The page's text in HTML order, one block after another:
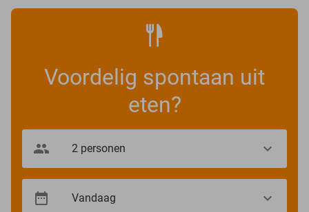
Voordelig spontaan uit
eten?